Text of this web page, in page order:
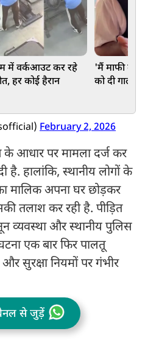
में वर्कआउट कर रहे
हर कोई हैरान
'मैं माफी
को दी गाली,
February 2, 2026
आधार पर मामला दर्ज कर
हालांकि, स्थानीय लोगों के
मालिक अपना घर छोड़कर
तलाश कर रही है. पीड़ित
व्यवस्था और स्थानीय पुलिस
एक बार फिर पालतू
सुरक्षा नियमों पर गंभीर
से जुड़ें